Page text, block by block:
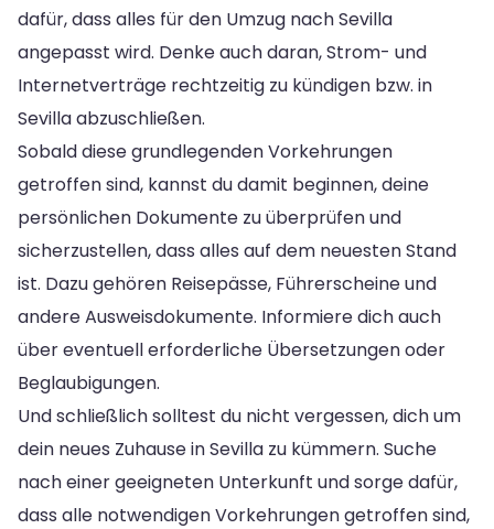
dafür, dass alles für den Umzug nach Sevilla
angepasst wird. Denke auch daran, Strom- und
Internetverträge rechtzeitig zu kündigen bzw. in
Sevilla abzuschließen.
Sobald diese grundlegenden Vorkehrungen
getroffen sind, kannst du damit beginnen, deine
persönlichen Dokumente zu überprüfen und
sicherzustellen, dass alles auf dem neuesten Stand
ist. Dazu gehören Reisepässe, Führerscheine und
andere Ausweisdokumente. Informiere dich auch
über eventuell erforderliche Übersetzungen oder
Beglaubigungen.
Und schließlich solltest du nicht vergessen, dich um
dein neues Zuhause in Sevilla zu kümmern. Suche
nach einer geeigneten Unterkunft und sorge dafür,
dass alle notwendigen Vorkehrungen getroffen sind,